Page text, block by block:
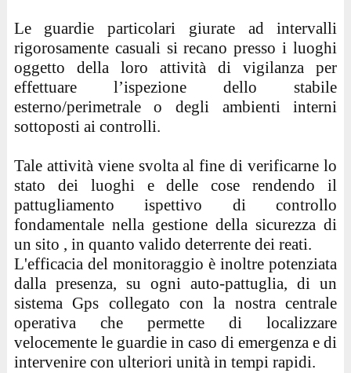
Le guardie particolari giurate ad intervalli
rigorosamente casuali si recano presso i luoghi
oggetto della loro attività di vigilanza per
effettuare l’ispezione dello stabile
esterno/perimetrale o degli ambienti interni
sottoposti ai controlli.
Tale attività viene svolta al fine di verificarne lo
stato dei luoghi e delle cose rendendo il
pattugliamento ispettivo di controllo
fondamentale nella gestione della sicurezza di
un sito , in quanto valido deterrente dei reati.
L'efficacia del monitoraggio è inoltre potenziata
dalla presenza, su ogni auto-pattuglia, di un
sistema Gps collegato con la nostra centrale
operativa che permette di localizzare
velocemente le guardie in caso di emergenza e di
intervenire con ulteriori unità in tempi rapidi.